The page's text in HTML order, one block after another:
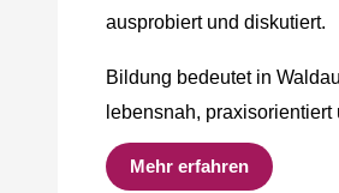
ausprobiert und diskutiert.
Bildung bedeutet in
lebensnah, praxisorientiert
Mehr erfahren